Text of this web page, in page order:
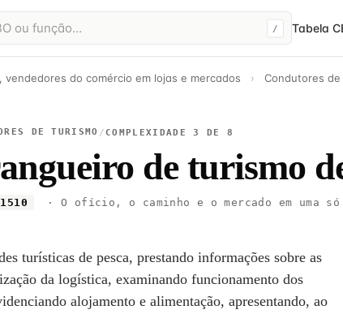
/ Tabela
do comércio em lojas e mercados › Condutores de
DE TURISMO / COMPLEXIDADE 3 DE 8
de turismo
· O ofício, o caminho e o mercado em uma
turísticas de pesca, prestando informações sobre as
da logística, examinando funcionamento dos
alojamento e alimentação, apresentando, ao